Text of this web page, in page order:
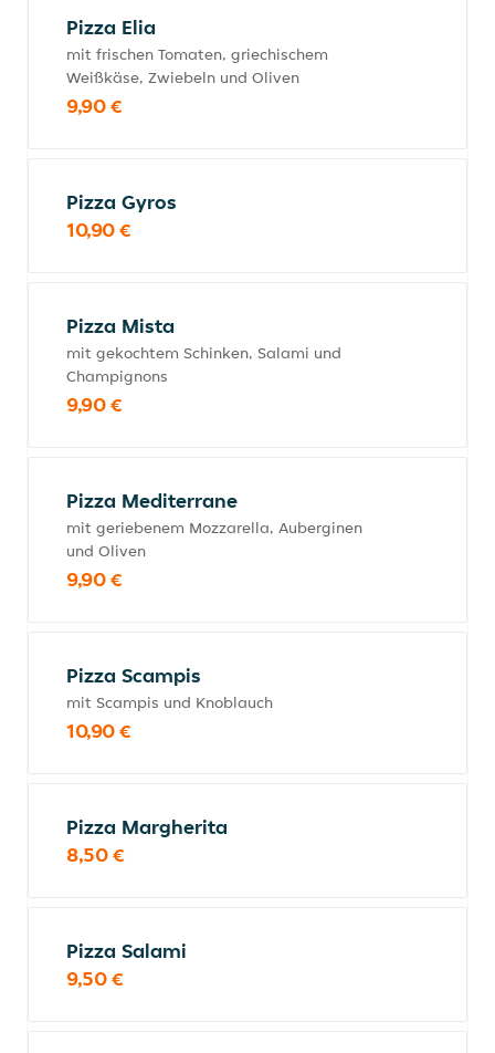
Pizza Elia
mit frischen Tomaten, griechischem
Weißkäse, Zwiebeln und Oliven
9,90 €
Pizza Gyros
10,90 €
Pizza Mista
mit gekochtem Schinken, Salami und
Champignons
9,90 €
Pizza Mediterrane
mit geriebenem Mozzarella, Auberginen
und Oliven
9,90 €
Pizza Scampis
mit Scampis und Knoblauch
10,90 €
Pizza Margherita
8,50 €
Pizza Salami
9,50 €